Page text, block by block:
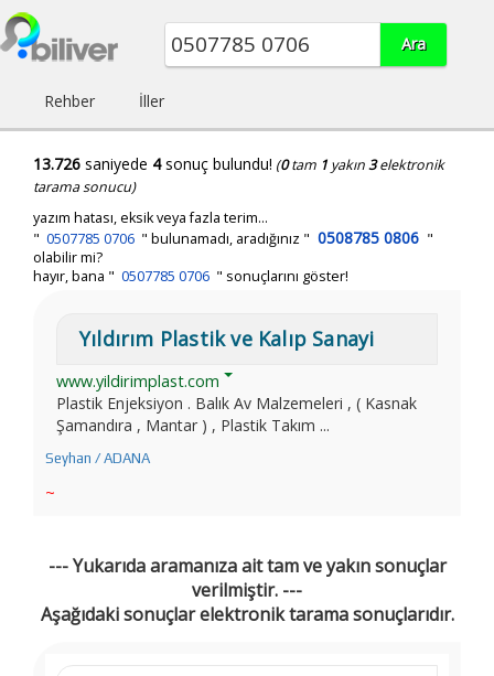
Rehber İller
13.726 saniyede 4sonuç bulundu! (0tam 1 yakın3elektronik
tarama sonucu)
yazım hatası, eksik veya fazla terim...
" 0507785 0706 " bulunamadı, aradığınız " 0508785 0806 "
olabilir mi?
hayır, bana " 0507785 0706 " sonuçlarını göster!
Yıldırım Plastik ve Kalıp Sanayi
www.yildirimplast.com
Plastik Enjeksiyon . Balık Av Malzemeleri , ( Kasnak
Şamandıra , Mantar ) , Plastik Takım ...
Seyhan / ADANA
~
--- Yukarıda aramanıza ait tam ve yakın sonuçlar
verilmiştir. ---
Aşağıdaki sonuçlar elektronik tarama sonuçlarıdır.